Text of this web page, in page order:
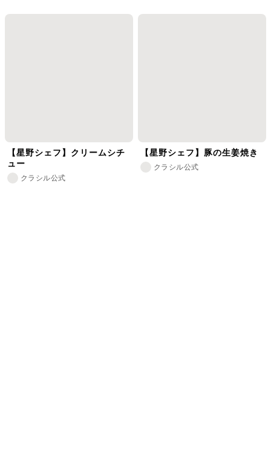
【星野シェフ】クリームシチ
ュー
クラシル公式
【星野シェフ】豚の生姜焼き
クラシル公式